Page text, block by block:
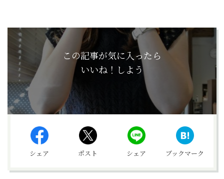
この記事が気に入ったら
いいね！しよう
シェア ポスト シェア ブックマーク